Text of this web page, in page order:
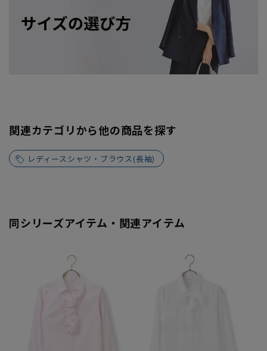
関連カテゴリから他の商品を探す
レディースシャツ・ブラウス(長袖)
同シリーズアイテム・関連アイテム